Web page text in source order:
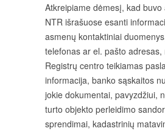
Atkreipiame dėmesį, kad buvo
NTR išrašuose esanti
asmenų kontaktiniai
telefonas ar el. pašto adresas,
Registrų centro teikiamas
informacija, banko sąskaitos
jokie dokumentai, pavyzdžiui,
turto objekto perleidimo
sprendimai, kadastrinių